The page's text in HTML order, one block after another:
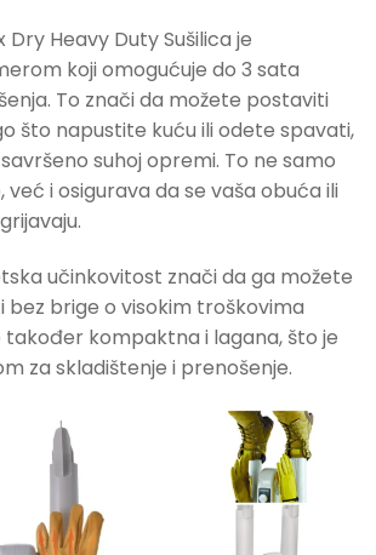
Dry Heavy Duty Sušilica je
koji omogućuje do 3 sata
To znači da možete postaviti
što napustite kuću ili odete spavati,
suhoj opremi. To ne samo
već i osigurava da se vaša obuća ili
učinkovitost znači da ga možete
brige o visokim troškovima
također kompaktna i lagana, što je
za skladištenje i prenošenje.